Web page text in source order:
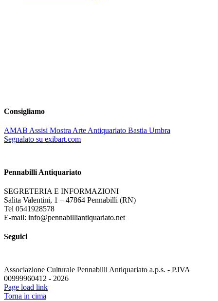
Consigliamo
AMAB Assisi Mostra Arte Antiquariato Bastia Umbra
Segnalato su exibart.com
Pennabilli Antiquariato
SEGRETERIA E INFORMAZIONI
Salita Valentini, 1 – 47864 Pennabilli (RN)
Tel 0541928578
E-mail: info@pennabilliantiquariato.net
Seguici
Associazione Culturale Pennabilli Antiquariato a.p.s. - P.IVA
00999960412 - 2026
Page load link
Torna in cima